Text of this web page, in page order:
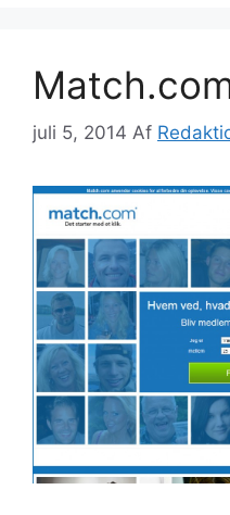
juli 5, 2014 Af